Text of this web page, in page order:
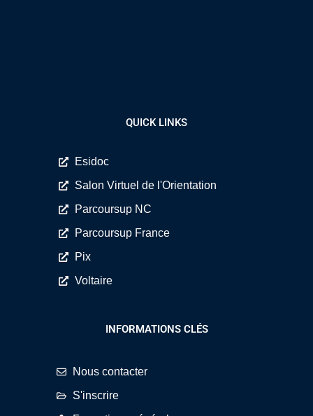
QUICK LINKS
Esidoc
Salon Virtuel de l'Orientation
Parcoursup NC
Parcoursup France
Pix
Voltaire
INFORMATIONS CLÉS
Nous contacter
S'inscrire